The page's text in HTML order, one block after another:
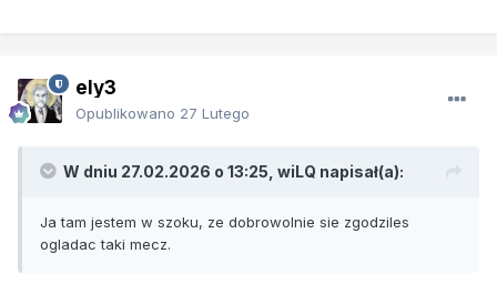
Tak więc nie dość ,że Memphis wygrało choć nie chciało to
jeszcze powinni dostać 100 tys kary za usadzenie aż 9
ely3
Opublikowano 27 Lutego
W dniu 27.02.2026 o 13:25, wiLQ napisał(a):
Ja tam jestem w szoku, ze dobrowolnie sie zgodziles
ogladac taki mecz.